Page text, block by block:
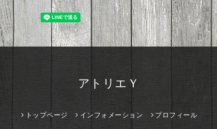
アトリエＹ
トップページ インフォメーション プロフィール